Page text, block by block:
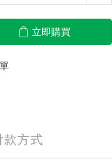
立即購買
款方式